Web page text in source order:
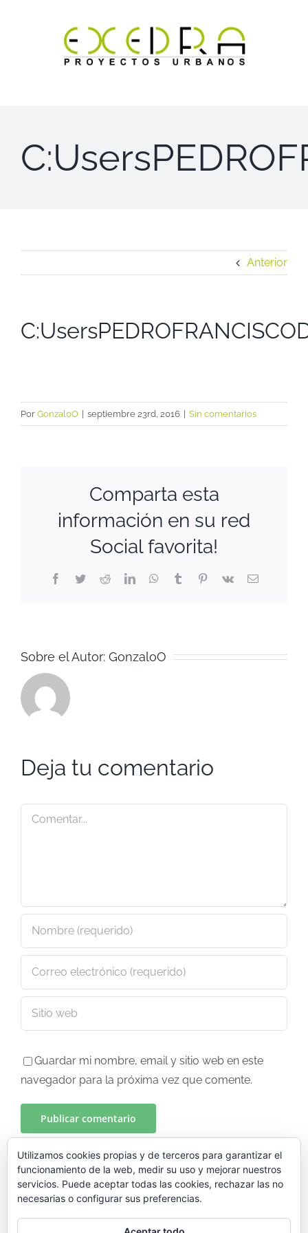
Anterior
Por GonzaloO septiembre 23rd, 2016 Sin comentarios
Comparta esta
información en su red
Social favorita!
Facebook
TwitterRedditLinkedInWhatsApp
TumblrPinterest
Vk
Correo
Sobre el Autor: GonzaloO
Deja tu comentario
Comentar
Guardar mi nombre, email y sitio web en este
navegador para la próxima vez que comente.
Utilizamos cookies propias y de terceros para garantizar el
funcionamiento de la web, medir su uso y mejorar nuestros
servicios. Puede aceptar todas las cookies, rechazar las no
necesarias o configurar sus preferencias.